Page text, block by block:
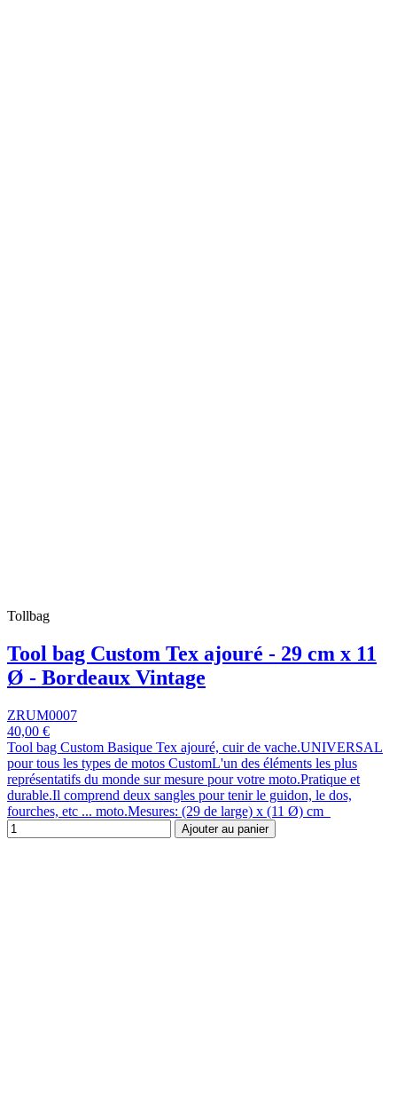
Tollbag
Tool bag Custom Tex ajouré - 29 cm x 11
Ø - Bordeaux Vintage
ZRUM0007
40,00 €
Tool bag Custom Basique Tex ajouré, cuir de vache.UNIVERSAL
pour tous les types de motos CustomL'un des éléments les plus
représentatifs du monde sur mesure pour votre moto.Pratique et
durable.Il comprend deux sangles pour tenir le guidon, le dos,
fourches, etc ... moto.Mesures: (29 de large) x (11 Ø) cm
Ajouter au panier